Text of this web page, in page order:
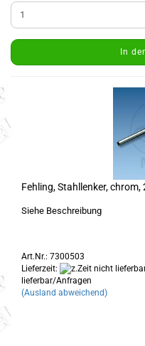
In
Fehling, Stahllenker,
Siehe Beschreibung
Art.Nr.: 7300503
Lieferzeit:
lieferbar/Anfragen
(Ausland abweichend)